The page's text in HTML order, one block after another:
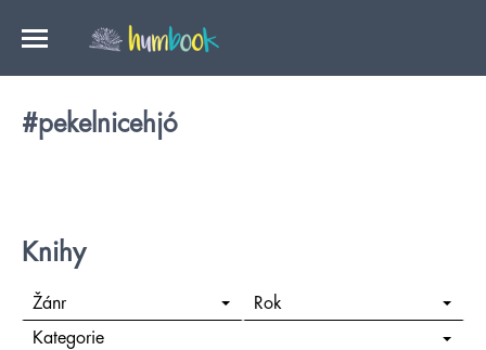
#pekelnicehjó
Knihy
Žánr Rok
Kategorie